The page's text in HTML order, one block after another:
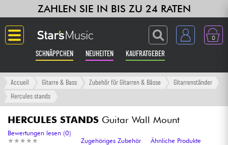
ZAHLEN SIE IN BIS ZU 24 RATEN
0
SCHNÄPPCHEN NEUHEITEN KAUFRATGEBER
Langue
Verstärker & Effekte
Accueil Gitarre & Bass Zubehör für Gitarren & Bässe
Gitarrenständer
Hercules stands
HERCULES STANDS Guitar Wall Mount
★ ★ ★ ★ ★
★ ★ ★ ★ ★
Bewertungen lesen (0)
Zugehöriges Zubehör
Ähnliche Produkte